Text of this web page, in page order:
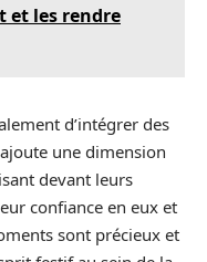
les rendre
d’intégrer des
une dimension
devant leurs
confiance en eux et
sont précieux et